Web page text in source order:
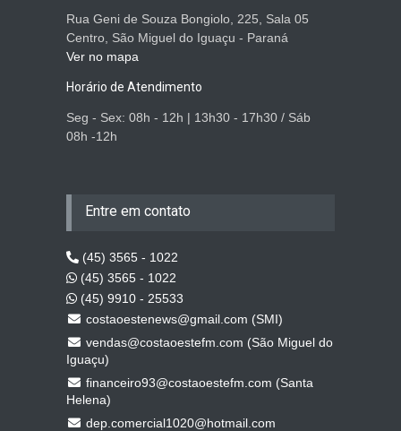
Rua Geni de Souza Bongiolo, 225, Sala 05
Centro, São Miguel do Iguaçu - Paraná
Ver no mapa
Horário de Atendimento
Seg - Sex: 08h - 12h | 13h30 - 17h30 / Sáb
08h -12h
Entre em contato
(45) 3565 - 1022
(45) 3565 - 1022
(45) 9910 - 25533
costaoestenews@gmail.com (SMI)
vendas@costaoestefm.com (São Miguel do
Iguaçu)
financeiro93@costaoestefm.com (Santa
Helena)
dep.comercial1020@hotmail.com